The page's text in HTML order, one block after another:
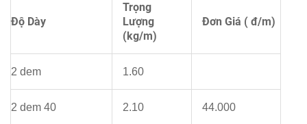
Độ Dày
Trọng
Lượng
(kg/m)
Đơn Giá ( đ/m)
2 dem 1.60
2 dem 40 2.10 44.000